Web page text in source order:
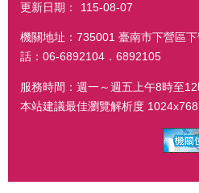
更新日期： 115-08-07
機關地址：735001 臺南市下營區
話：06-6892104．6892105
服務時間：週一～週五上午8時至
本站建議最佳瀏覽解析度 1024x768